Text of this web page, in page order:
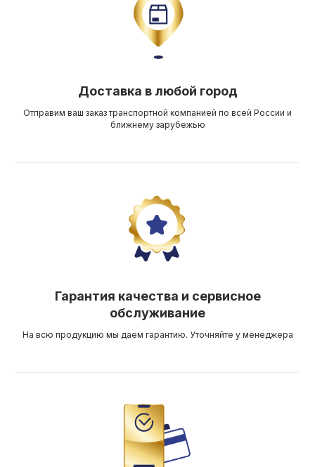
Доставка в любой город
Отправим ваш заказ транспортной компанией по всей России и
ближнему зарубежью
Гарантия качества и сервисное
обслуживание
На всю продукцию мы даем гарантию. Уточняйте у менеджера